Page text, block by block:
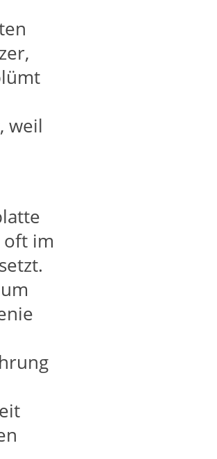
weil
oft im